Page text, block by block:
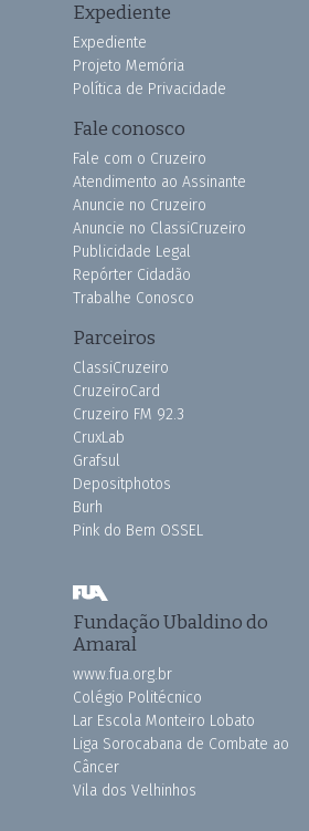
Expediente
Expediente
Projeto Memória
Política de Privacidade
Fale conosco
Fale com o Cruzeiro
Atendimento ao Assinante
Anuncie no Cruzeiro
Anuncie no ClassiCruzeiro
Publicidade Legal
Repórter Cidadão
Trabalhe Conosco
Parceiros
ClassiCruzeiro
CruzeiroCard
Cruzeiro FM 92.3
CruxLab
Grafsul
Depositphotos
Burh
Pink do Bem OSSEL
Fundação Ubaldino do
Amaral
www.fua.org.br
Colégio Politécnico
Lar Escola Monteiro Lobato
Liga Sorocabana de Combate ao
Câncer
Vila dos Velhinhos